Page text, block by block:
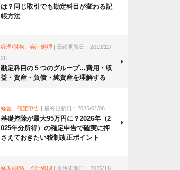
は？同じ取引でも勘定科目が変わる記
帳方法
経理/財務、会計処理 | 最終更新日：2019/12/
26
勘定科目の５つのグループ…費用・収
益・資産・負債・純資産を理解する
経営、確定申告 | 最終更新日：2026/01/06
基礎控除が最大95万円に？2026年（2
025年分所得）の確定申告で確実に押
さえておきたい税制改正ポイント
経理/財務、会計処理 | 最終更新日：2025/11/